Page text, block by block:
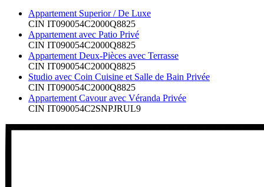
Appartement Superior / De Luxe
CIN IT090054C2000Q8825
Appartement avec Patio Privé
CIN IT090054C2000Q8825
Appartement Deux-Pièces avec Terrasse
CIN IT090054C2000Q8825
Studio avec Coin Cuisine et Salle de Bain Privée
CIN IT090054C2000Q8825
Appartement Cavour avec Véranda Privée
CIN IT090054C2SNPJRUL9